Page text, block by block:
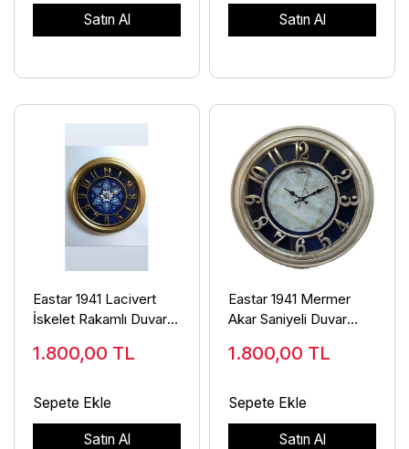
Satın Al Satın Al
Eastar 1941 Lacivert
İskelet Rakamlı Duvar
1.800,00 TL
Sepete Ekle
Satın Al
Eastar 1941 Mermer
Akar Saniyeli Duvar
1.800,00 TL
Sepete Ekle
Satın Al